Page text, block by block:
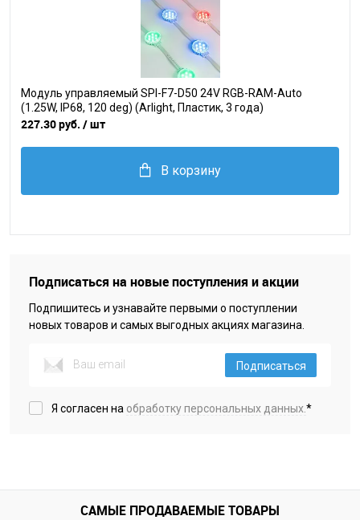
Модуль управляемый SPI-F7-D50 24V RGB-RAM-Auto
(1.25W, IP68, 120 deg) (Arlight, Пластик, 3 года)
227.30 руб. / шт
В корзину
Подписаться на новые поступления и акции
Подпишитесь и узнавайте первыми о поступлении
новых товаров и самых выгодных акциях магазина.
Подписаться
Я согласен на обработку персональных данных.*
САМЫЕ ПРОДАВАЕМЫЕ ТОВАРЫ